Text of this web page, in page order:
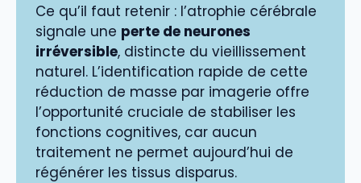
Ce qu’il faut retenir : l’atrophie cérébrale
signale une perte de neurones
irréversible, distincte du vieillissement
naturel. L’identification rapide de cette
réduction de masse par imagerie offre
l’opportunité cruciale de stabiliser les
fonctions cognitives, car aucun
traitement ne permet aujourd’hui de
régénérer les tissus disparus.